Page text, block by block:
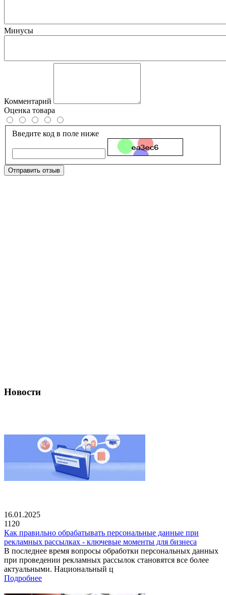
Минусы
Комментарий
Оценка товара
Введите код в поле ниже
Отправить отзыв
Новости
16.01.2025
1120
Как правильно обрабатывать персональные данные при
рекламных рассылках - ключевые моменты для бизнеса
В последнее время вопросы обработки персональных данных
при проведении рекламных рассылок становятся все более
актуальными. Национальный ц
Подробнее